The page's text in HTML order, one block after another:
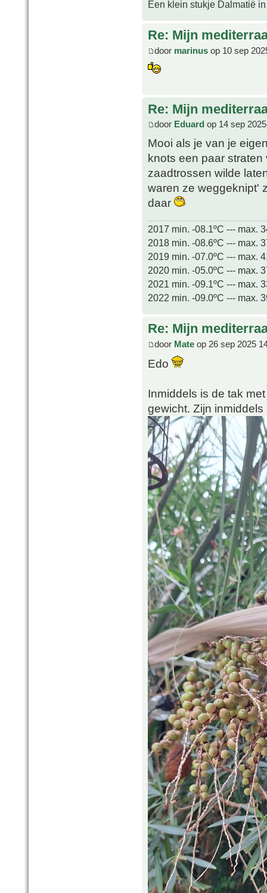
Een klein stukje Dalmatië
Re: Mijn
door marinus op 10 sep
Re: Mijn
door Eduard op 14 sep
Mooi als je van je
knots een paar
zaadtrossen wilde
waren ze weggeknipt'
daar
2017 min. -08.1ºC --- max.
2018 min. -08.6ºC --- max.
2019 min. -07.0ºC --- max.
2020 min. -05.0ºC --- max.
2021 min. -09.1ºC --- max.
2022 min. -09.0ºC --- max.
Re: Mijn
door Mate op 26 sep 2025
Edo
Inmiddels is de tak
gewicht. Zijn